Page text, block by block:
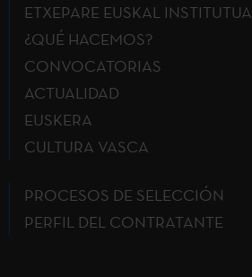
ETXEPARE EUSKAL INSTITUTUA
¿QUÉ HACEMOS?
CONVOCATORIAS
ACTUALIDAD
EUSKERA
CULTURA VASCA
PROCESOS DE SELECCIÓN
PERFIL DEL CONTRATANTE